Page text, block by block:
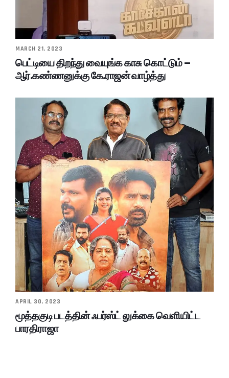
MARCH 21, 2023
பெட்டியை திறந்து வையுங்க காசு கொட்டும் –
ஆர்.கண்ணனுக்கு கே.ராஜன் வாழ்த்து
APRIL 30, 2023
மூத்தகுடி படத்தின் ஃபர்ஸ்ட் லுக்கை வெளியிட்ட
பாரதிராஜா